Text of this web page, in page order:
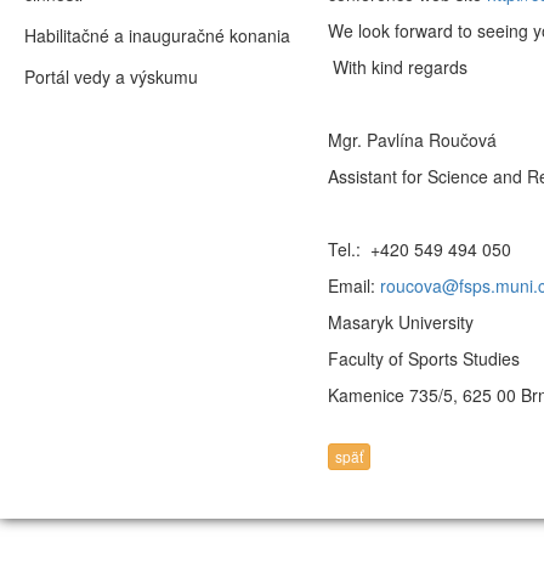
We look forward to seeing
With kind regards
Mgr. Pavlína Roučová
Assistant for Science and
Tel.: +420 549 494 050
Email:
Masaryk University
Faculty of Sports Studies
Kamenice 735/5, 625 00
späť
Habilitačné a inauguračné konania
Portál vedy a výskumu